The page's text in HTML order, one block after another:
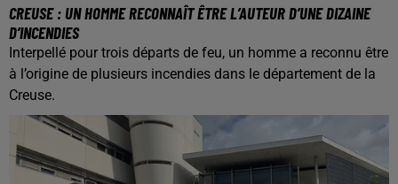
CREUSE : UN HOMME RECONNAÎT ÊTRE L’AUTEUR D’UNE DIZAINE
D’INCENDIES
Interpellé pour trois départs de feu, un homme a reconnu être
à l’origine de plusieurs incendies dans le département de la
Creuse.